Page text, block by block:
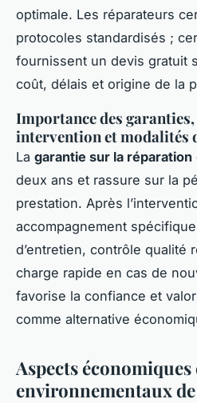
optimale. Les réparateurs
protocoles standardisés ;
fournissent un devis gratuit
coût, délais et origine de la
Importance des
intervention et modalités
La garantie sur la réparation
deux ans et rassure sur la
prestation. Après
accompagnement
d’entretien, contrôle qualité
charge rapide en cas de
favorise la confiance et
comme alternative
Aspects économiques
environnementaux